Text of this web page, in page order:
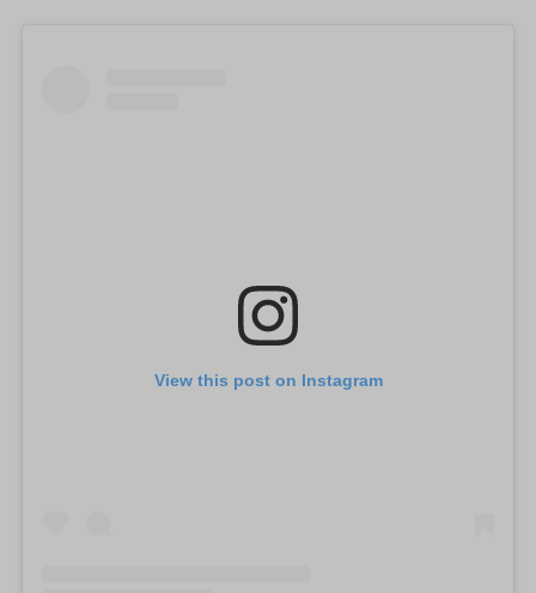
View this post on Instagram